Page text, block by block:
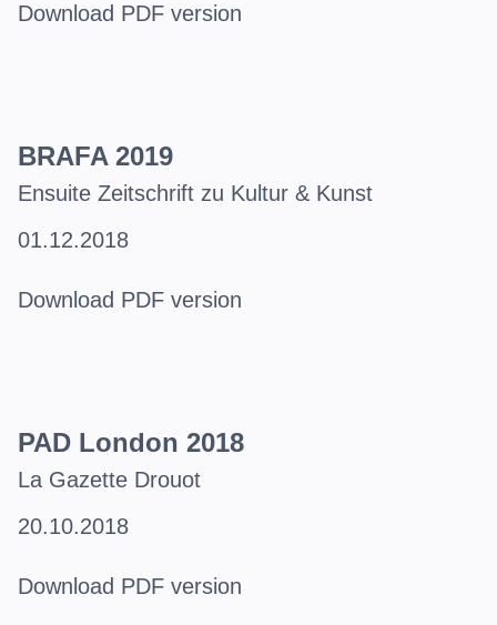
Download PDF version
BRAFA 2019
Ensuite Zeitschrift zu Kultur & Kunst
01.12.2018
Download PDF version
PAD London 2018
La Gazette Drouot
20.10.2018
Download PDF version